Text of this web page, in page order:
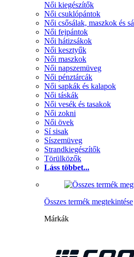
Női kiegészítők
Női csuklópántok
Női csősálak, maszkok és
Női fejpántok
Női hátizsákok
Női kesztyűk
Női maszkok
Női napszemüveg
Női pénztárcák
Női sapkák és kalapok
Női táskák
Női vesék és tasakok
Női zokni
Női övek
Sí sisak
Síszemüveg
Strandkiegészítők
Törülközők
Láss többet...
Összes termék megtekintése
Márkák